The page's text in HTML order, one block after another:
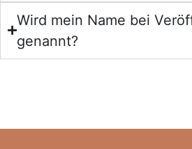
Wird mein Name bei
genannt?